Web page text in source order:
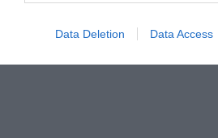
Data Deletion Data Access